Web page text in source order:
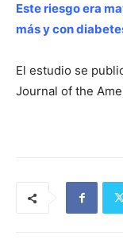
Este riesgo era
más y con
El estudio se
Journal of the